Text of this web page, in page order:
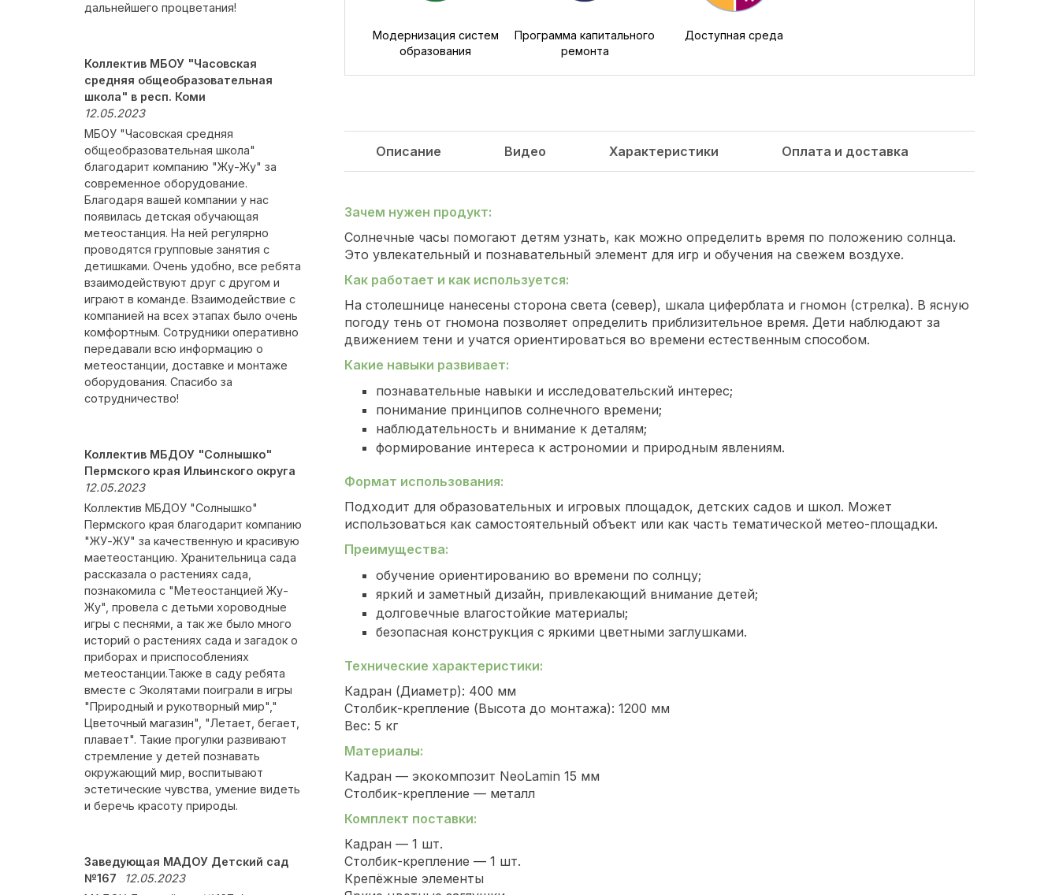
дальнейшего процветания!
Коллектив МБОУ "Часовская
средняя общеобразовательная
школа" в респ. Коми
12.05.2023
МБОУ "Часовская средняя
общеобразовательная школа"
благодарит компанию "Жу-Жу" за
современное оборудование.
Благодаря вашей компании у нас
появилась детская обучающая
метеостанция. На ней регулярно
проводятся групповые занятия с
детишками. Очень удобно, все ребята
взаимодействуют друг с другом и
играют в команде. Взаимодействие с
компанией на всех этапах было очень
комфортным. Сотрудники оперативно
передавали всю информацию о
метеостанции, доставке и монтаже
оборудования. Спасибо за
сотрудничество!
Коллектив МБДОУ "Солнышко"
Пермского края Ильинского округа
12.05.2023
Коллектив МБДОУ "Солнышко"
Пермского края благодарит компанию
"ЖУ-ЖУ" за качественную и красивую
маетеостанцию. Хранительница сада
рассказала о растениях сада,
познакомила с "Метеостанцией Жу-
Жу", провела с детьми хороводные
игры с песнями, а так же было много
историй о растениях сада и загадок о
приборах и приспособлениях
метеостанции.Также в саду ребята
вместе с Эколятами поиграли в игры
"Природный и рукотворный мир","
Цветочный магазин", "Летает, бегает,
плавает". Такие прогулки развивают
стремление у детей познавать
окружающий мир, воспитывают
эстетические чувства, умение видеть
и беречь красоту природы.
Заведующая МАДОУ Детский сад
№167
12.05.2023
Модернизация систем
образования
Программа капитального
ремонта
Доступная среда
Описание Видео Характеристики Оплата и доставка
Зачем нужен продукт:
Солнечные часы помогают детям узнать, как можно определить время по положению солнца.
Это увлекательный и познавательный элемент для игр и обучения на свежем воздухе.
Как работает и как используется:
На столешнице нанесены сторона света (север), шкала циферблата и гномон (стрелка). В ясную
погоду тень от гномона позволяет определить приблизительное время. Дети наблюдают за
движением тени и учатся ориентироваться во времени естественным способом.
Какие навыки развивает:
познавательные навыки и исследовательский интерес;
понимание принципов солнечного времени;
наблюдательность и внимание к деталям;
формирование интереса к астрономии и природным явлениям.
Формат использования:
Подходит для образовательных и игровых площадок, детских садов и школ. Может
использоваться как самостоятельный объект или как часть тематической метео-площадки.
Преимущества:
обучение ориентированию во времени по солнцу;
яркий и заметный дизайн, привлекающий внимание детей;
долговечные влагостойкие материалы;
безопасная конструкция с яркими цветными заглушками.
Технические характеристики:
Кадран (Диаметр): 400 мм
Столбик-крепление (Высота до монтажа): 1200 мм
Вес: 5 кг
Материалы:
Кадран — экокомпозит NeoLamin 15 мм
Столбик-крепление — металл
Комплект поставки:
Кадран — 1 шт.
Столбик-крепление — 1 шт.
Крепёжные элементы